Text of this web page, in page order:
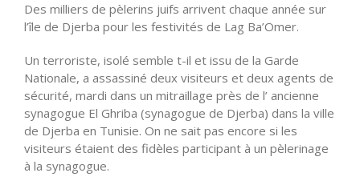
Des milliers de pèlerins juifs arrivent chaque année sur
l’île de Djerba pour les festivités de Lag Ba’Omer.
Un terroriste, isolé semble t-il et issu de la Garde
Nationale, a assassiné deux visiteurs et deux agents de
sécurité, mardi dans un mitraillage près de l’ ancienne
synagogue El Ghriba (synagogue de Djerba) dans la ville
de Djerba en Tunisie. On ne sait pas encore si les
visiteurs étaient des fidèles participant à un pèlerinage
à la synagogue.